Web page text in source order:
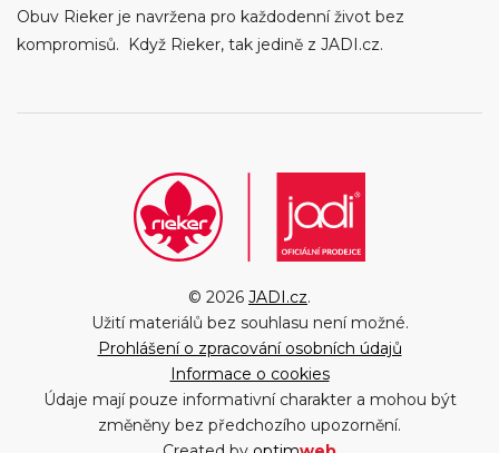
Obuv Rieker je navržena pro každodenní život bez
kompromisů. Když Rieker, tak jedině z JADI.cz.
© 2026 JADI.cz.
Užití materiálů bez souhlasu není možné.
Prohlášení o zpracování osobních údajů
Informace o cookies
Údaje mají pouze informativní charakter a mohou být
změněny bez předchozího upozornění.